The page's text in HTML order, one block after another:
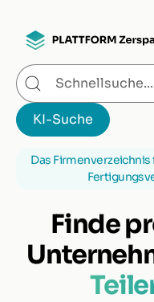
Das
Finde